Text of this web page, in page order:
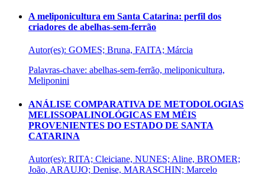
A meliponicultura em Santa Catarina: perfil dos
criadores de abelhas-sem-ferrão
Autor(es): GOMES; Bruna, FAITA; Márcia
Palavras-chave: abelhas-sem-ferrão, meliponicultura,
Meliponini
ANÁLISE COMPARATIVA DE METODOLOGIAS
MELISSOPALINOLÓGICAS EM MÉIS
PROVENIENTES DO ESTADO DE SANTA
CATARINA
Autor(es): RITA; Cleiciane, NUNES; Aline, BROMER;
João, ARAUJO; Denise, MARASCHIN; Marcelo